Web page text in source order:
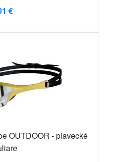
€
OUTDOOR - plavecké